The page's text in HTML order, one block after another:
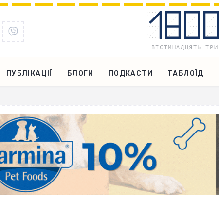
ПУБЛІКАЦІЇ БЛОГИ ПОДКАСТИ ТАБЛОЇД